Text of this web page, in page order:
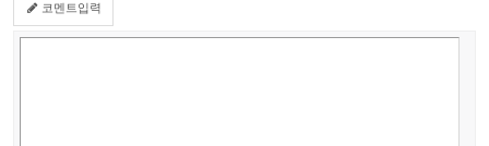
코멘트입력